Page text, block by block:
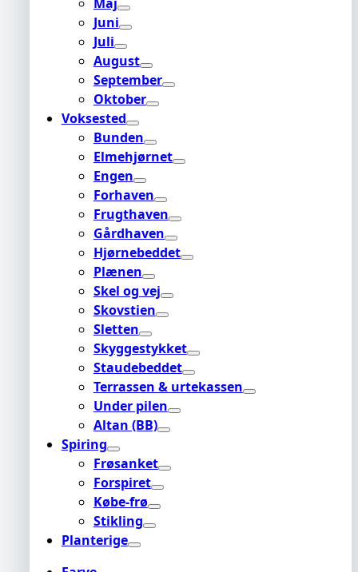
Juni
Juli
August
September
Oktober
Voksested
Bunden
Elmehjørnet
Engen
Forhaven
Frugthaven
Gårdhaven
Hjørnebeddet
Plænen
Skel og vej
Skovstien
Sletten
Skyggestykket
Staudebeddet
Terrassen & urtekassen
Under pilen
Altan (BB)
Spiring
Frøsanket
Forspiret
Købe-frø
Stikling
Planterige